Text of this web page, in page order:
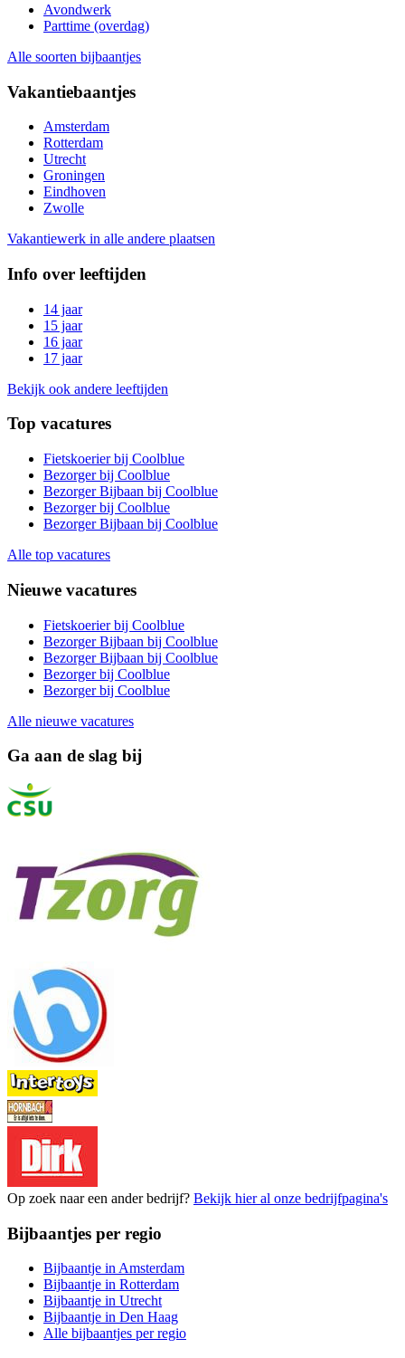
Avondwerk
Parttime (overdag)
Alle soorten bijbaantjes
Vakantiebaantjes
Amsterdam
Rotterdam
Utrecht
Groningen
Eindhoven
Zwolle
Vakantiewerk in alle andere plaatsen
Info over leeftijden
14 jaar
15 jaar
16 jaar
17 jaar
Bekijk ook andere leeftijden
Top vacatures
Fietskoerier bij Coolblue
Bezorger bij Coolblue
Bezorger Bijbaan bij Coolblue
Bezorger bij Coolblue
Bezorger Bijbaan bij Coolblue
Alle top vacatures
Nieuwe vacatures
Fietskoerier bij Coolblue
Bezorger Bijbaan bij Coolblue
Bezorger Bijbaan bij Coolblue
Bezorger bij Coolblue
Bezorger bij Coolblue
Alle nieuwe vacatures
Ga aan de slag bij
Op zoek naar een ander bedrijf? Bekijk hier al onze bedrijfpagina's
Bijbaantjes per regio
Bijbaantje in Amsterdam
Bijbaantje in Rotterdam
Bijbaantje in Utrecht
Bijbaantje in Den Haag
Alle bijbaantjes per regio